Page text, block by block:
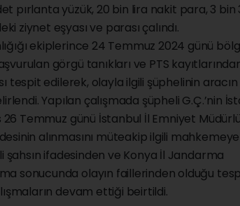
pırlanta yüzük, 20 bin lira nakit para, 3 bin
ziynet eşyası ve parası çalındı.
ekiplerince 24 Temmuz 2024 günü
görgü tanıkları ve PTS
tespit edilerek, olayla ilgili şüphelinin aracın
Yapılan çalışmada şüpheli G.Ç.’nin
Temmuz günü İstanbul İl Emniyet
alınmasını müteakip ilgili
şahsın ifadesinden ve Konya İl Jandarma
sonucunda olayın faillerinden olduğu
devam ettiği beirtildi.